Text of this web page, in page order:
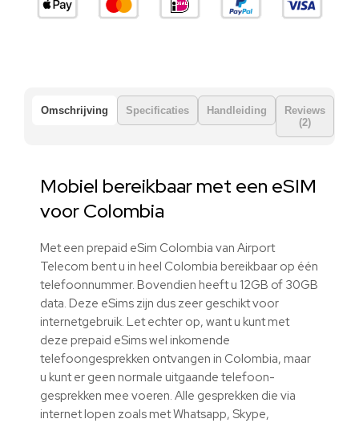
Omschrijving Specificaties Handleiding
Reviews
(2)
Mobiel bereikbaar met een eSIM
voor Colombia
Met een prepaid eSim Colombia van Airport
Telecom bent u in heel Colombia bereikbaar op één
telefoonnummer. Bovendien heeft u 12GB of 30GB
data. Deze eSims zijn dus zeer geschikt voor
internetgebruik. Let echter op, want u kunt met
deze prepaid eSims wel inkomende
telefoongesprekken ontvangen in Colombia, maar
u kunt er geen normale uitgaande telefoon-
gesprekken mee voeren. Alle gesprekken die via
internet lopen zoals met Whatsapp, Skype,